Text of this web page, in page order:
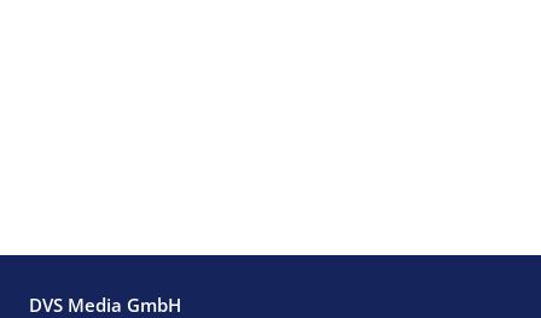
DVS Media GmbH